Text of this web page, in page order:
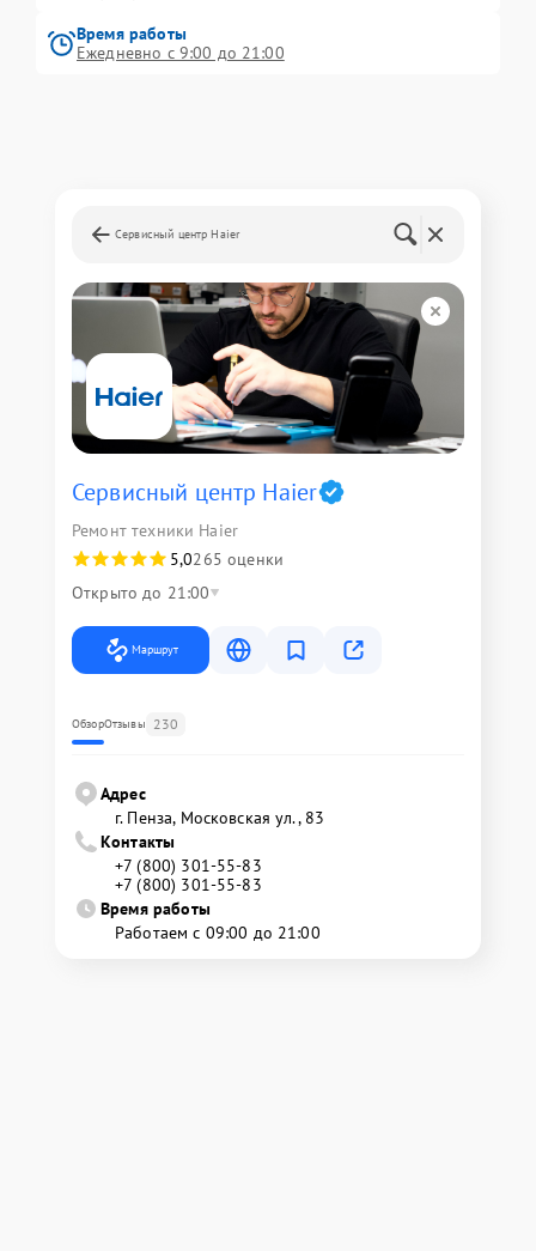
Время работы
Ежедневно с 9:00 до 21:00
Сервисный центр Haier
Сервисный центр Haier
Ремонт техники Haier
5,0265 оценки
Открыто до 21:00
Маршрут
ОбзорОтзывы 230
Адрес
г. Пенза, Московская ул., 83
Контакты
+7 (800) 301-55-83
+7 (800) 301-55-83
Время работы
Работаем с 09:00 до 21:00